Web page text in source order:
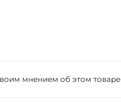
мнением об этом товаре